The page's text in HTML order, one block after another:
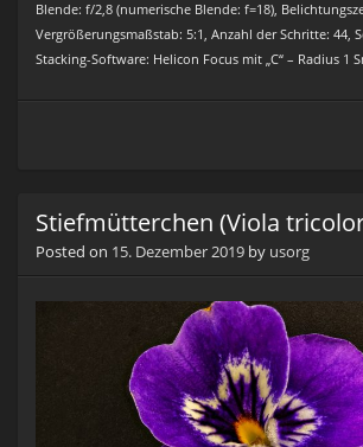
Blende: f/2,8 (numerische Blende: f=18),
Vergrößerungsmaßstab: 5:1, Anzahl der Schritte: 44,
Stacking-Software: Helicon Focus mit „C“ – Radius 1
Stiefmütterchen (Viola
Posted on 15. Dezember 2019 by usorg